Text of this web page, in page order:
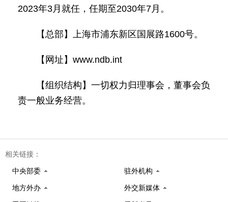
2023年3月就任，任期至2030年7月。
【总部】上海市浦东新区国展路1600号。
【网址】www.ndb.int
【组织结构】一切权力归理事会，董事会负
责一般业务经营。
相关链接：
中央部委 驻外机构
地方外办 外交新媒体